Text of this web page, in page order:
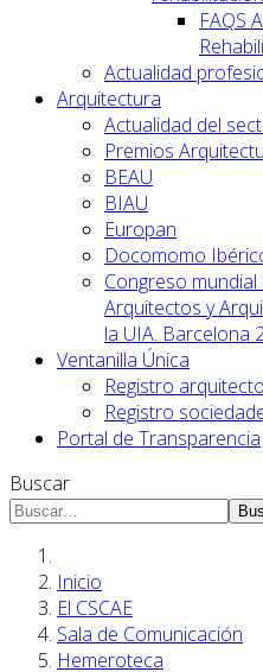
FAQS
Actualidad
Arquitectura
Actualidad del
Premios
BEAU
BIAU
Europan
Docomomo
Congreso mundial
Arquitectos y
la UIA. Barcelona
Ventanilla Única
Registro
Registro
Portal de Transparencia
Buscar
Inicio
El CSCAE
Sala de Comunicación
Hemeroteca